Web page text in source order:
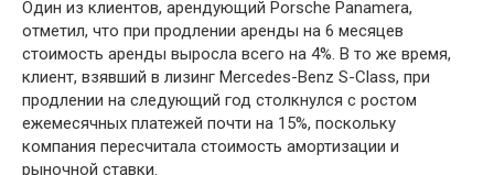
Один из клиентов, арендующий Porsche Panamera,
отметил, что при продлении аренды на 6 месяцев
стоимость аренды выросла всего на 4%. В то же время,
клиент, взявший в лизинг Mercedes-Benz S-Class, при
продлении на следующий год столкнулся с ростом
ежемесячных платежей почти на 15%, поскольку
компания пересчитала стоимость амортизации и
рыночной ставки.